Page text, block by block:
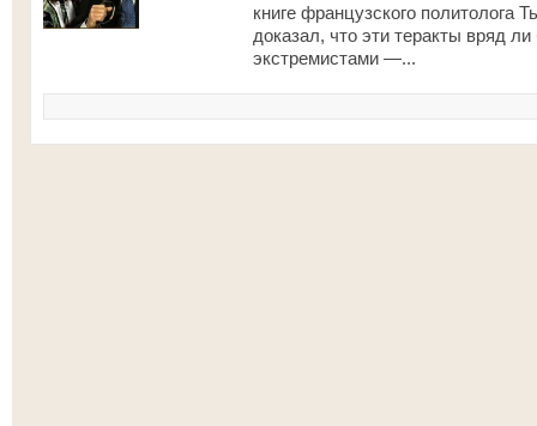
книге французского политолога
доказал, что эти теракты вряд
экстремистами —...